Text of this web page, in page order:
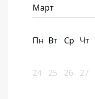
Март
Пн Вт Ср Чт
24 25 26 27